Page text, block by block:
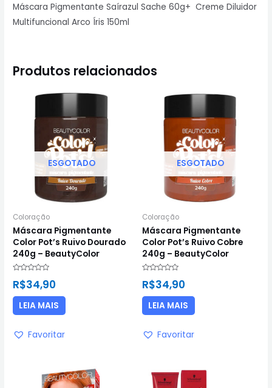
Máscara Pigmentante Saírazul Sache 60g+ Creme Diluidor
Multifuncional Arco Íris 150ml
Produtos relacionados
ESGOTADO
Coloração
Máscara Pigmentante
Color Pot’s Ruivo Dourado
240g – BeautyColor
0
5
R$34,90
LEIA MAIS
Favoritar
ESGOTADO
Coloração
Máscara Pigmentante
Color Pot’s Ruivo Cobre
240g – BeautyColor
0
5
R$34,90
LEIA MAIS
Favoritar